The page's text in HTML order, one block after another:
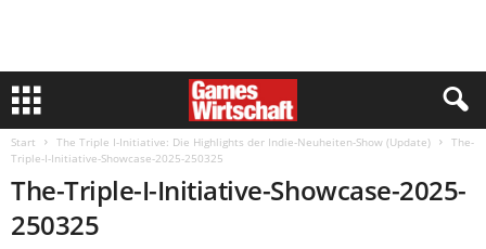
Start The Triple I-Initiative: Die Highlights der Indie-Neuheiten-Show (Update)
The-
Triple-I-Initiative-Showcase-2025-250325
The-Triple-I-Initiative-Showcase-2025-
250325